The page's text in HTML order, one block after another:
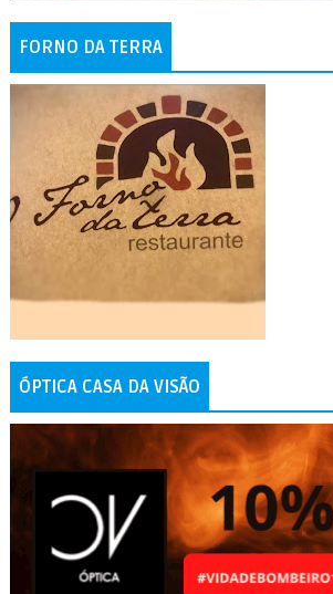
FORNO DA TERRA
ÓPTICA CASA DA VISÃO